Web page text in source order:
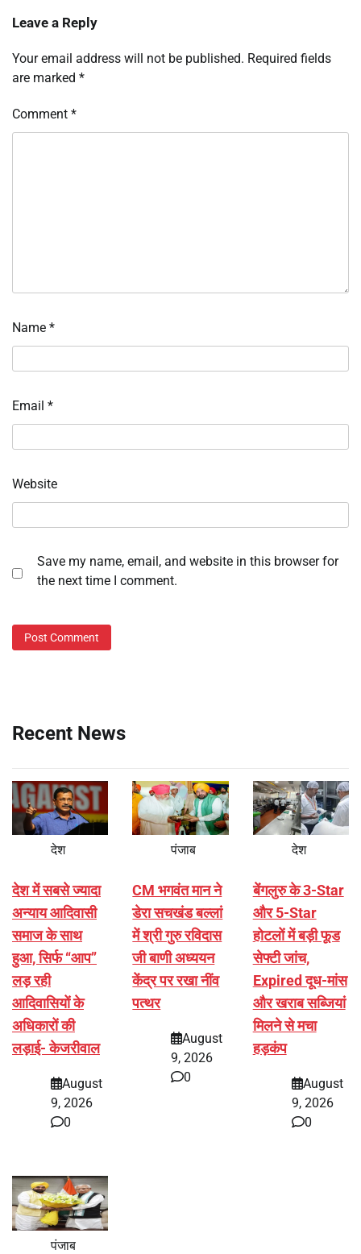
Leave a Reply
Your email address will not be published. Required fields
are marked *
Comment *
Name *
Email *
Website
Save my name, email, and website in this browser for
the next time I comment.
Recent News
देश
देश में सबसे ज्यादा
अन्याय आदिवासी
समाज के साथ
हुआ, सिर्फ ‘‘आप’’
लड़ रही
आदिवासियों के
अधिकारों की
लड़ाई- केजरीवाल
August
9, 2026
0
पंजाब
CM भगवंत मान ने
डेरा सचखंड बल्लां
में श्री गुरु रविदास
जी बाणी अध्ययन
केंद्र पर रखा नींव
पत्थर
August
9, 2026
0
देश
बेंगलुरु के 3-Star
और 5-Star
होटलों में बड़ी फूड
सेफ्टी जांच,
Expired दूध-मांस
और खराब सब्जियां
मिलने से मचा
हड़कंप
August
9, 2026
0
पंजाब